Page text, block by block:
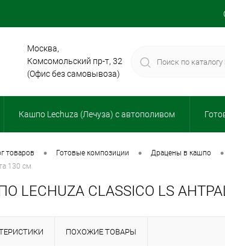
Москва,
Комсомольский пр-т, 32
(Офис без самовывоза)
Кашпо Lechuza (Лечуза) с автополивом
товаров • готовые композиции • драцены в кашпо •
130 см
СLASSICO LS
ПОХОЖИЕ ТОВАРЫ